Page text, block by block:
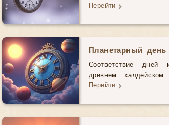
Перейти
Планетарный
Соответствие
древнем халдейском
Перейти